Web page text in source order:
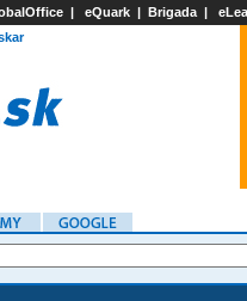
| eQuark | Brigada |